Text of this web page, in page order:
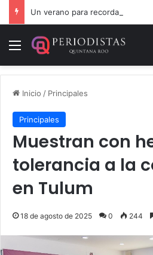
Menú
Inicio / Principales
Principales
Muestran con
tolerancia a la
en Tulum
18 de agosto de 2025 0 244